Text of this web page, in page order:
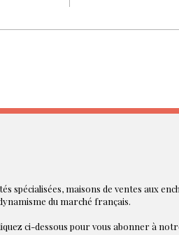
spécialisées, maisons de ventes aux
du marché français.
ci-dessous pour vous abonner à